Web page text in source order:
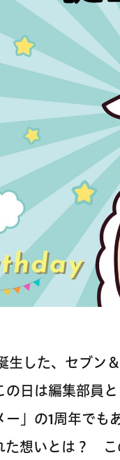
生した、セブン
の日は編集部員
ー」の1周年でも
た想いとは？